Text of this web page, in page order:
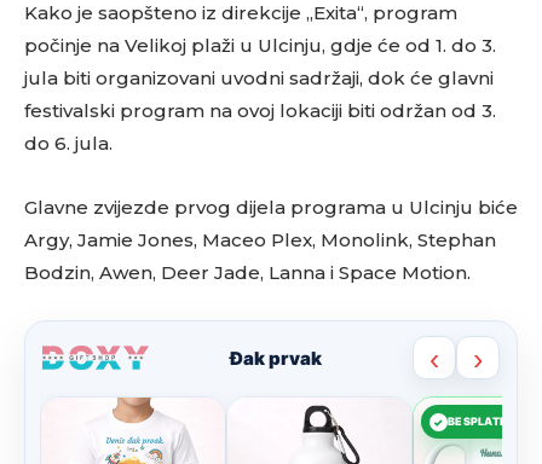
Kako je saopšteno iz direkcije „Exita“, program
počinje na Velikoj plaži u Ulcinju, gdje će od 1. do 3.
jula biti organizovani uvodni sadržaji, dok će glavni
festivalski program na ovoj lokaciji biti održan od 3.
do 6. jula.
Glavne zvijezde prvog dijela programa u Ulcinju biće
Argy, Jamie Jones, Maceo Plex, Monolink, Stephan
Bodzin, Awen, Deer Jade, Lanna i Space Motion.